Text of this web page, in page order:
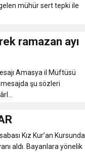
mühür sert tepki ile
ramazan ayı
Amasya il Müftüsü
mesajda şu sözleri
Kız Kur’an Kursunda
aldı. Bayanlara yönelik